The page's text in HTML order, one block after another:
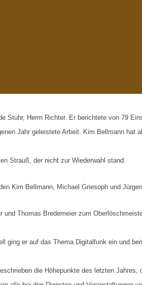
Stuhr, Herrn Richter. Er berichtete von 79
Jahr geleistete Arbeit. Kim Bellmann hat
Strauß, der nicht zur Wiederwahl stand.
Kim Bellmann, Michael Griesoph und
Thomas Bredemeier zum
ging er auf das Thema Digitalfunk ein und
die Höhepunkte des letzten